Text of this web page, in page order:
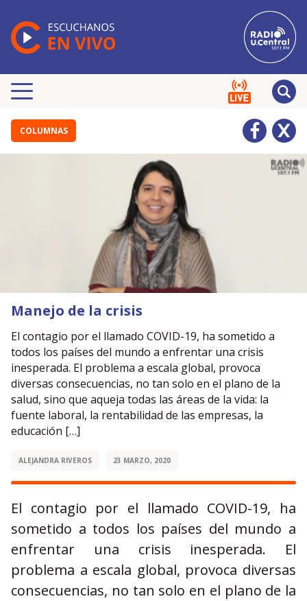
COLUMNAS
Manejo de la crisis
El contagio por el llamado COVID-19, ha sometido a
todos los países del mundo a enfrentar una crisis
inesperada. El problema a escala global, provoca
diversas consecuencias, no tan solo en el plano de la
salud, sino que aqueja todas las áreas de la vida: la
fuente laboral, la rentabilidad de las empresas, la
educación […]
ALEJANDRA RIVEROS 23 MARZO, 2020
El contagio por el llamado COVID-19, ha
sometido a todos los países del mundo a
enfrentar una crisis inesperada. El
problema a escala global, provoca diversas
consecuencias, no tan solo en el plano de la